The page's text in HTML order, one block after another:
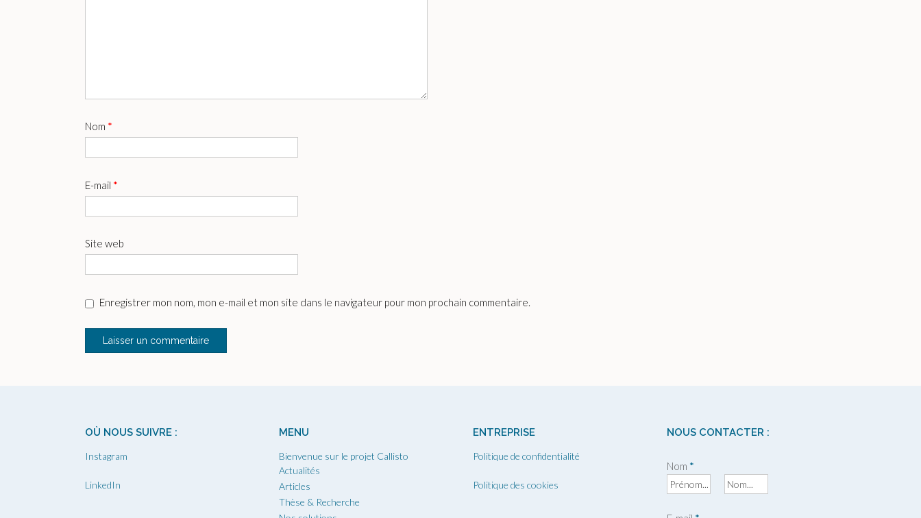
Nom *
E-mail *
Site web
Enregistrer mon nom, mon e-mail et mon site dans le navigateur pour mon prochain commentaire.
OÙ NOUS SUIVRE :
Instagram
LinkedIn
MENU
Bienvenue sur le projet Callisto
Actualités
Articles
Thèse & Recherche
ENTREPRISE
Politique de confidentialité
Politique des cookies
NOUS CONTACTER :
Nom *